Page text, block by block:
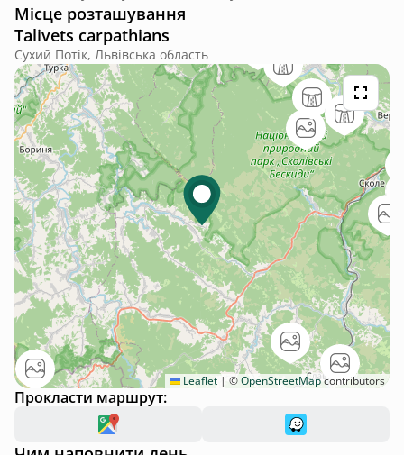
Місце розташування
Talivets carpathians
Сухий Потік, Львівська область
Leaflet | ©OpenStreetMapcontributors
Прокласти маршрут: